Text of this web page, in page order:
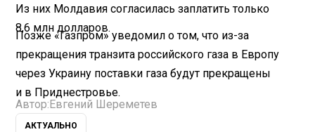
Из них Молдавия согласилась заплатить только
8,6 млн долларов.
Позже «Газпром» уведомил о том, что из-за
прекращения транзита российского газа в Европу
через Украину поставки газа будут прекращены
и в Приднестровье.
Автор: Евгений Шереметев
АКТУАЛЬНО